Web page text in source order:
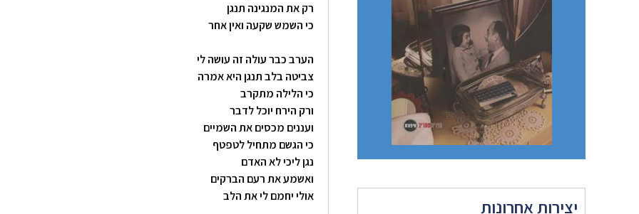
יצירות אחרונות
רק את המנגינה תנגן
כי השמש שקעה ואין אחר
הערב כבר עולה זה עושה לי
צביטה בלב תנגן היא אמרה
כי הלילה מתקרב
ורק הירח יוכל לדבר
ועננים מכסים את השמיים
כי הגשם מתחיל לטפטף
נגן ליכי לא האדם
ואשמע את רעם הברקים
אולי יחמם לי את הלב